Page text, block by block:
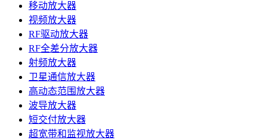
移动放大器
视频放大器
RF驱动放大器
RF全差分放大器
射频放大器
卫星通信放大器
高动态范围放大器
波导放大器
短交付放大器
超宽带和监视放大器